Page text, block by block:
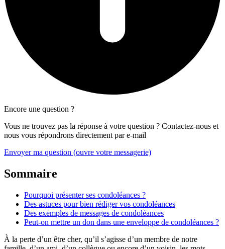
Encore une question ?
Vous ne trouvez pas la réponse à votre question ? Contactez-nous et
nous vous répondrons directement par e-mail
Envoyer ma question (ouvre votre messagerie)
Sommaire
Pourquoi présenter ses condoléances ?
Des astuces pour bien rédiger vos condoléances
Des exemples de messages de condoléances
Peut-on mettre un don dans une enveloppe de condoléances ?
À la perte d’un être cher, qu’il s’agisse d’un membre de notre